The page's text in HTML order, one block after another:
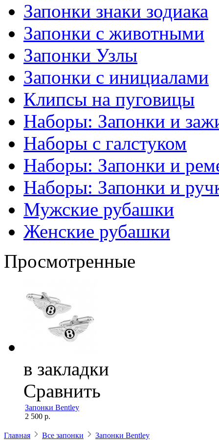
Запонки знаки зодиака
Запонки с животными
Запонки Узлы
Запонки с инициалами
Клипсы на пуговицы
Наборы: Запонки и
Наборы с галстуком
Наборы: Запонки и
Наборы: Запонки и
Мужские рубашки
Женские рубашки
Просмотренные
в закладки
Сравнить
Запонки Bentley
2 500 р.
Главная Все запонки Запонки Bentley